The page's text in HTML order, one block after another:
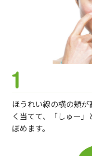
ほうれい線の横の頬
く当てて、「しゅー
ぼめます。